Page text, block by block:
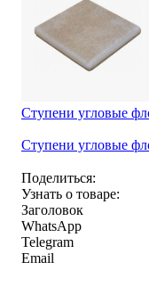
Ступени угловые
Ступени угловые
Поделиться:
Узнать о товаре:
Заголовок
WhatsApp
Telegram
Email